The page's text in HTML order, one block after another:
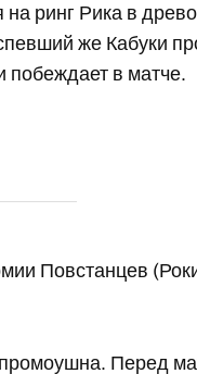
ринг Рика в
же Кабуки
побеждает в матче.
Повстанцев
Перед